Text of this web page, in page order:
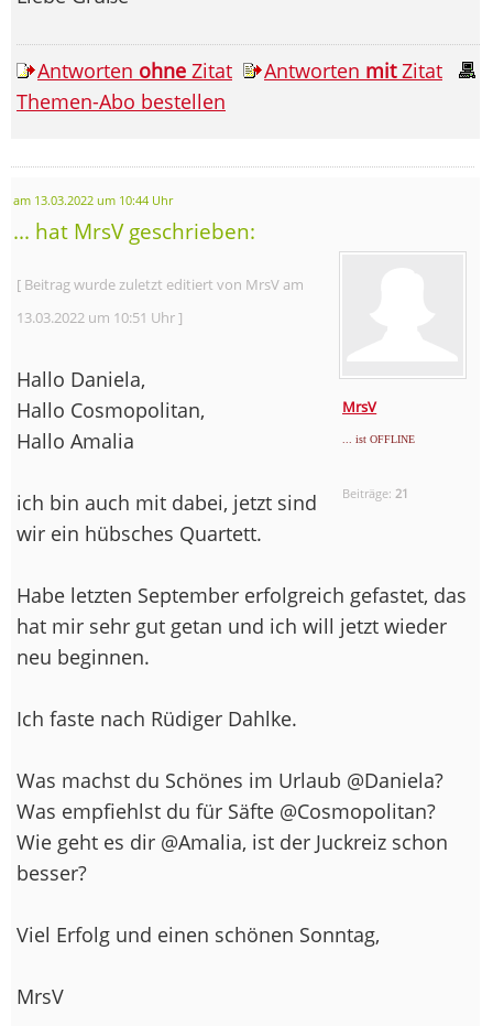
Antworten ohne Zitat Antworten mitZitat
Themen-Abo bestellen
am 13.03.2022 um 10:44 Uhr
... hat MrsV geschrieben:
MrsV
... ist OFFLINE
Beiträge: 21
[ Beitrag wurde zuletzt editiert von MrsV am
13.03.2022 um 10:51 Uhr ]
Hallo Daniela,
Hallo Cosmopolitan,
Hallo Amalia
ich bin auch mit dabei, jetzt sind
wir ein hübsches Quartett.
Habe letzten September erfolgreich gefastet, das
hat mir sehr gut getan und ich will jetzt wieder
neu beginnen.
Ich faste nach Rüdiger Dahlke.
Was machst du Schönes im Urlaub @Daniela?
Was empfiehlst du für Säfte @Cosmopolitan?
Wie geht es dir @Amalia, ist der Juckreiz schon
besser?
Viel Erfolg und einen schönen Sonntag,
MrsV